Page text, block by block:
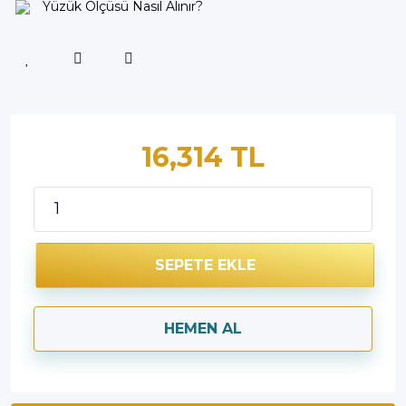
Yüzük Ölçüsü Nasıl Alınır?
16,314 TL
SEPETE EKLE
HEMEN AL